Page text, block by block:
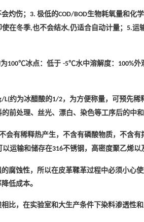
灼伤； 3. 极低的COD/BOD生物耗氧量和化
使在冬季,也不会结水,仍适合自动计量； 5.运
100℃冰点：低于 -5℃水中溶解度： 100%外
L(约为冰醋酸的1/2，为方便称量，可预先稀
前处理、丝光、漂白、染色等工序后的中和
会有稀释热产生，不含有磷酸物质，不含有
以运输和储存在316不锈钢，高密度聚乙烯以
腐蚀性，所以在皮革鞣革过程中必须小心
低成本。
比，在实验室和大生产条件下染料渗透性